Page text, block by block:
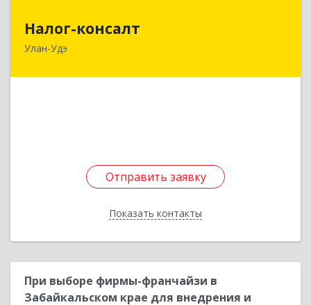
Налог-консалт
Улан-Удэ
Отправить заявку
Показать контакты
670000, Бурятия Респ, Улан-Удэ г, Ербанова ул,
Отправить заявку
Назад
При выборе фирмы-франчайзи в
Забайкальском крае для внедрения и